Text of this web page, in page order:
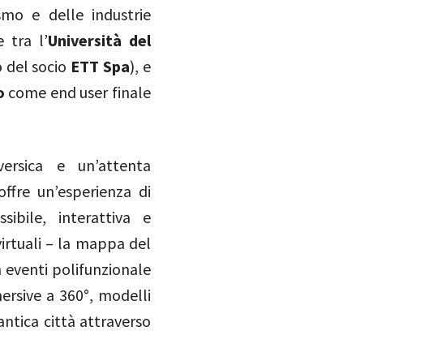
e delle industrie
tra l’Università del
socio ETT Spa), e
come end user finale
e un’attenta
un’esperienza di
interattiva e
– la mappa del
eventi polifunzionale
a 360°, modelli
città attraverso